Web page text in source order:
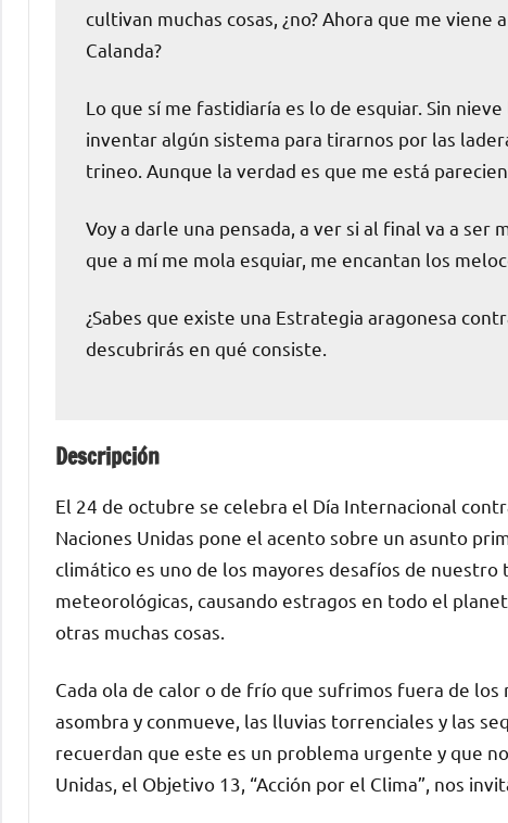
cultivan muchas cosas, ¿no? Ahora que me
Calanda?
Lo que sí me fastidiaría es lo de esquiar. Sin
inventar algún sistema para tirarnos por las
trineo. Aunque la verdad es que me está
Voy a darle una pensada, a ver si al final va a ser
que a mí me mola esquiar, me encantan los
¿Sabes que existe una Estrategia aragonesa
descubrirás en qué consiste.
Descripción
El 24 de octubre se celebra el Día Internacional
Naciones Unidas pone el acento sobre un asunto
climático es uno de los mayores desafíos de
meteorológicas, causando estragos en todo el
otras muchas cosas.
Cada ola de calor o de frío que sufrimos fuera de
asombra y conmueve, las lluvias torrenciales y las
recuerdan que este es un problema urgente y que
Unidas, el Objetivo 13, “Acción por el Clima”, nos